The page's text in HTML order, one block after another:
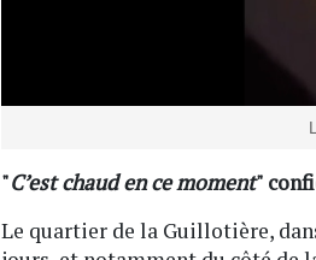
"C’est chaud en ce moment"
Le quartier de la Guillotière,